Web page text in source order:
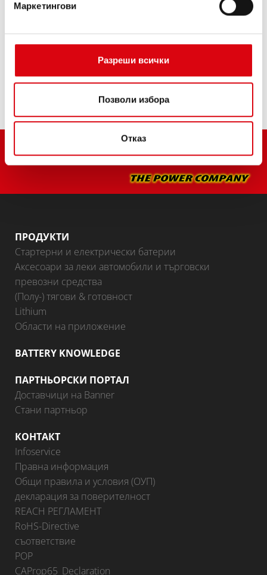
Маркетингови
Разреши всички
Позволи избора
Отказ
Качество на оригинал за дооборудване.
Купете този акумулатор:
ТЪРГОВЦИ И СЕРВИЗИ ЗА МОНТАЖ >
ПРОДУКТИ
Стартерни и електрически батерии
Аксесоари за леки автомобили и търговски
превозни средства
(Полу-) тягови & готовност
Lithium
Области на приложение
BATTERY KNOWLEDGE
ПАРТНЬОРСКИ ПОРТАЛ
Доставчици на Banner
Стани партньор
КОНТАКТ
Infoservice
Правна информация
Общи правила и условия (ОУП)
декларация за поверителност
REACH РЕГЛАМЕНТ
RoHS-Directive
съответствие
POP
CAProp65_Declaration